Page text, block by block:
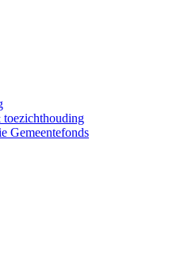
Gemeentefonds